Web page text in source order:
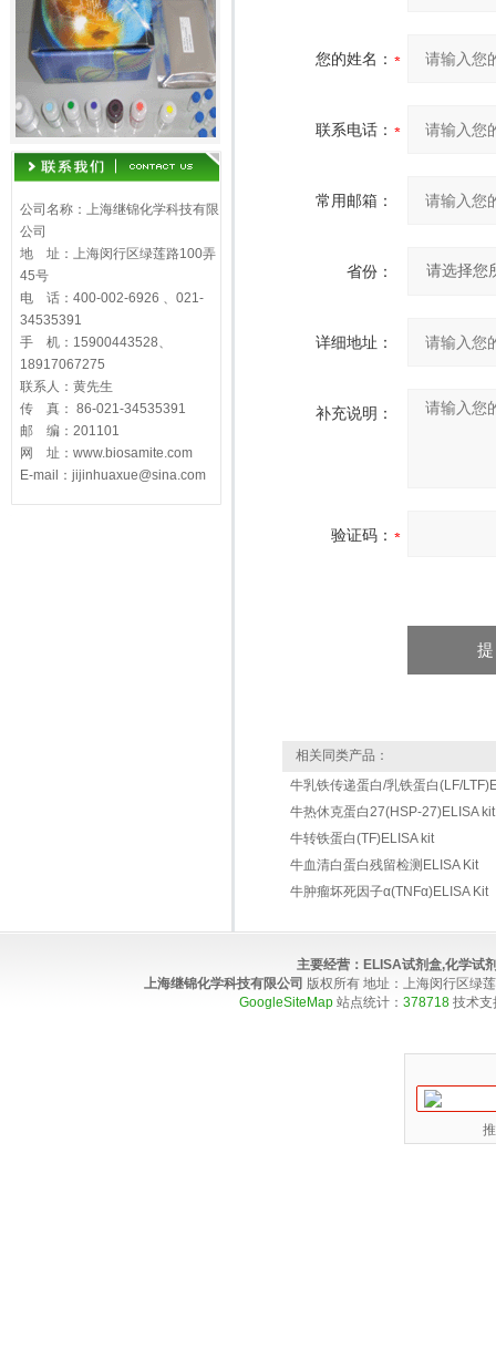
公司名称：上海继锦化学科技有限
公司
地 址：上海闵行区绿莲路100弄
45号
电 话：400-002-6926 、021-
34535391
手 机：15900443528、
18917067275
联系人：黄先生
传 真： 86-021-34535391
邮 编：201101
网 址：www.biosamite.com
E-mail：jijinhuaxue@sina.com
您的姓名：
联系电话：
常用邮箱：
省份：
详细地址：
补充说明：
验证码：
相关同类产品：
牛乳铁传递蛋白/乳铁蛋白(LF/
牛热休克蛋白27(HSP-27)ELISA kit
牛转铁蛋白(TF)ELISA kit
牛血清白蛋白残留检测ELISA Kit
牛肿瘤坏死因子α(TNFα)ELISA Kit
主要经营： ELISA试剂盒,化学试
上海继锦化学科技有限公司 版权所有 地址：上海闵行区绿
GoogleSiteMap 站点统计： 378718 技术支